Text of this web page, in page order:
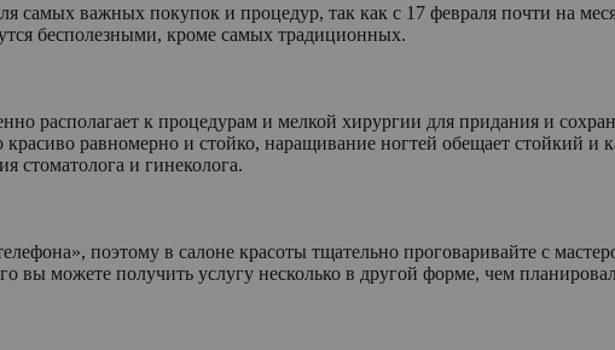
важных покупок и процедур, так как с 17 февраля почти на
бесполезными, кроме самых традиционных.
располагает к процедурам и мелкой хирургии для придания и
равномерно и стойко, наращивание ногтей обещает стойкий и
стоматолога и гинеколога.
поэтому в салоне красоты тщательно проговаривайте с
вы можете получить услугу несколько в другой форме, чем